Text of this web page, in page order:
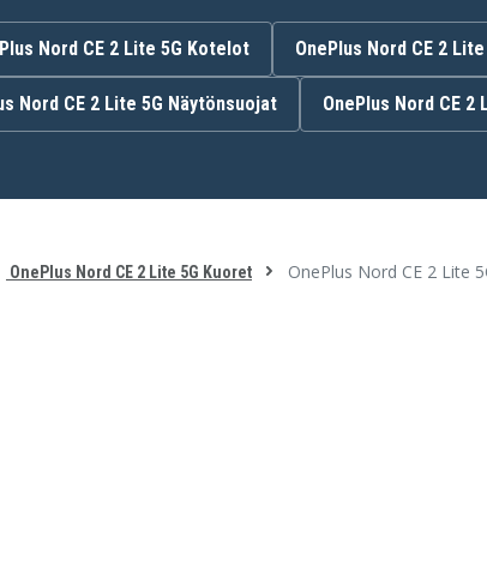
Nord CE 2 Lite 5G Kotelot OnePlus Nord CE 2
Nord CE 2 Lite 5G Näytönsuojat OnePlus Nord CE
OnePlus Nord CE 2 Lite 5G Kuoret OnePlus Nord CE 2 Lite